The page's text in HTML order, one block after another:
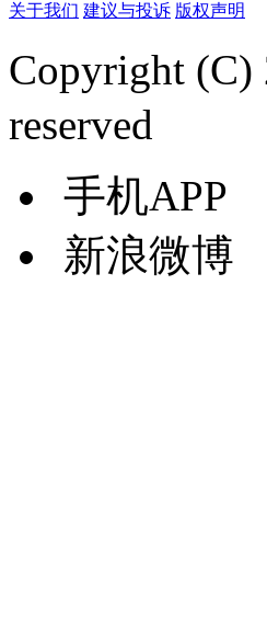
关于我们 建议与投诉 版权声明
Copyright (C)
reserved
手机APP
新浪微博